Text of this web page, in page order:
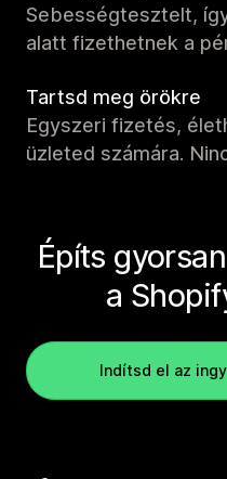
Sebességtesztelt,
alatt fizethetnek a
Tartsd meg örökre
Egyszeri fizetés,
üzleted számára.
Építs
a
Indítsd el az